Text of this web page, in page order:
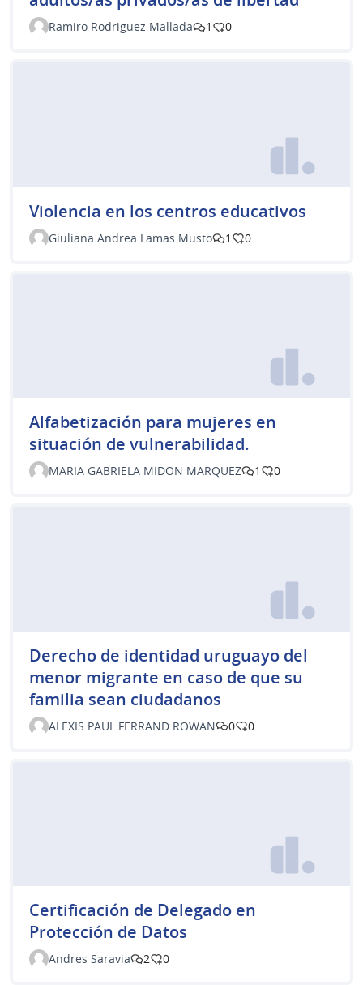
Ramiro Rodriguez Mallada 1 0
Violencia en los centros educativos
Giuliana Andrea Lamas Musto 1 0
Alfabetización para mujeres en
situación de vulnerabilidad.
MARIA GABRIELA MIDON MARQUEZ 1 0
Derecho de identidad uruguayo del
menor migrante en caso de que su
familia sean ciudadanos
ALEXIS PAUL FERRAND ROWAN 0 0
Certificación de Delegado en
Protección de Datos
Andres Saravia 2 0